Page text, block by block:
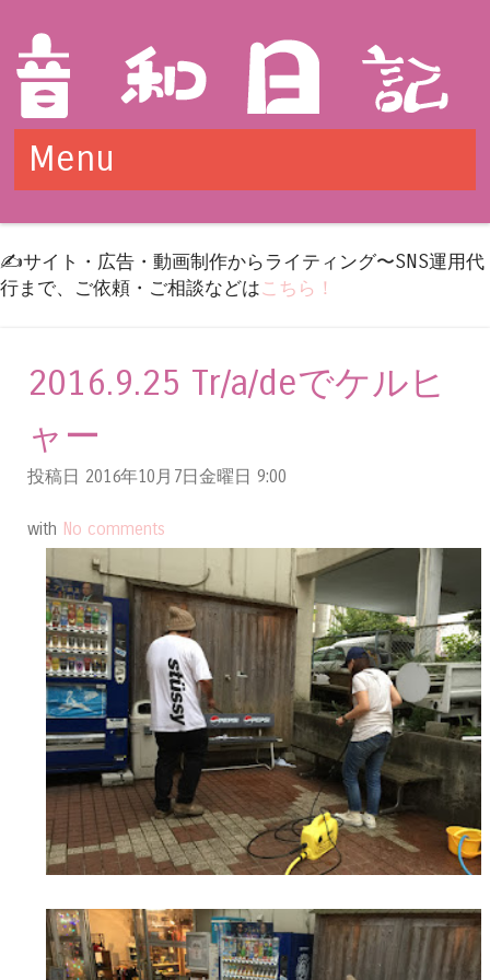
Menu
✍️サイト・広告・動画制作からライティング〜SNS運用代
行まで、ご依頼・ご相談などはこちら！
2016.9.25 Tr/a/deでケルヒ
ャー
投稿日 2016年10月7日金曜日 9:00
with No comments